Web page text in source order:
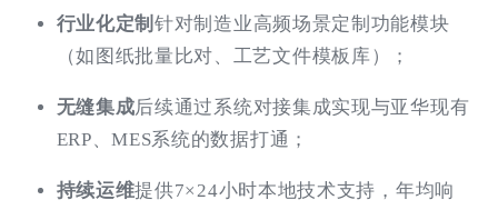
行业化定制 针对制造业高频场景定制功能模块
（如图纸批量比对、工艺文件模板库）；
无缝集成后续通过系统对接集成实现与亚华现有
ERP、MES系统的数据打通；
持续运维提供7×24小时本地技术支持，年均响